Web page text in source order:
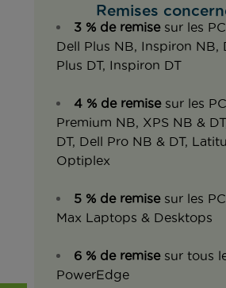
Remises
3 % de remisesur les
Dell Plus NB, Inspiron NB,
Plus DT, Inspiron DT
4 % de remisesur les
Premium NB, XPS NB &
DT, Dell Pro NB & DT,
Optiplex
5 % de remisesur les
Max Laptops & Desktops
6 % de remisesur tous
PowerEdge